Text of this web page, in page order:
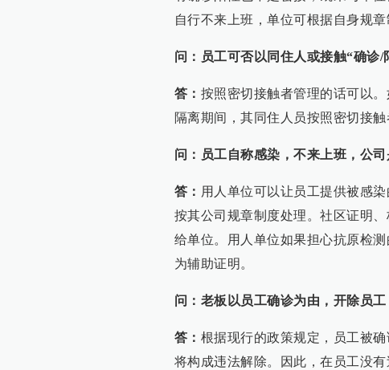
自行不来上班，单位可根据自身规章
问：员工可否以同住人或接触“确诊/
答： 按照密切接触者管理的话可以
隔离期间，其同住人员按照密切接触
问：员工自称感染，不来上班，公
答： 用人单位可以让员工提供被感
按其公司规章制度处理。社区证明
给单位。用人单位如果担心抗原检
为辅助证明。
问：老板以员工确诊为由，开除员
答： 根据现行的政策规定，员工被
将构成违法解除。因此，在员工没